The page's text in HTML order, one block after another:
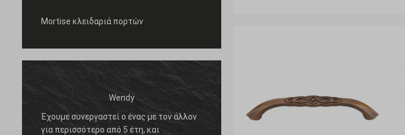
Mortise κλειδαριά πορτών
Wendy
Έχουμε συνεργαστεί ο ένας με τον άλλον
για περισσότερο από 5 έτη, και
Fernando
Varios años, muy ellos experiencia buena